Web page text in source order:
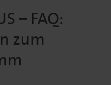
– FAQ:
zum